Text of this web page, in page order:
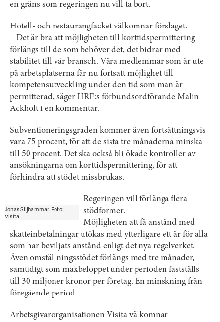
en gräns som regeringen nu vill ta bort.
Hotell- och restaurangfacket välkomnar förslaget.
– Det är bra att möjligheten till korttidspermittering
förlängs till de som behöver det, det bidrar med
stabilitet till vår bransch. Våra medlemmar som är ute
på arbetsplatserna får nu fortsatt möjlighet till
kompetensutveckling under den tid som man är
permitterad, säger HRF:s förbundsordförande Malin
Ackholt i en kommentar.
Subventioneringsgraden kommer även fortsättningsvis
vara 75 procent, för att de sista tre månaderna minska
till 50 procent. Det ska också bli ökade kontroller av
ansökningarna om korttidspermittering, för att
förhindra att stödet missbrukas.
Jonas Siljhammar. Foto:
Visita
Regeringen vill förlänga flera
stödformer.
Möjligheten att få anstånd med
skatteinbetalningar utökas med ytterligare ett år för alla
som har beviljats anstånd enligt det nya regelverket.
Även omställningsstödet förlängs med tre månader,
samtidigt som maxbeloppet under perioden fastställs
till 30 miljoner kronor per företag. En minskning från
föregående period.
Arbetsgivarorganisationen Visita välkomnar